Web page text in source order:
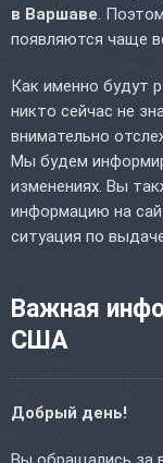
в Варшаве.
появляются чаще
Как именно будут
никто сейчас не
внимательно
Мы будем
изменениях. Вы
информацию на
ситуация по
Важная
США
Добрый день!